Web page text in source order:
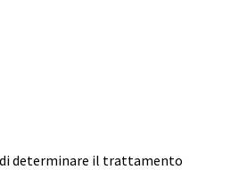
determinare il trattamento